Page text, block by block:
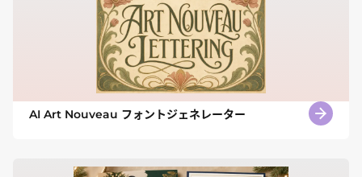
AI Art Nouveau フォントジェネレーター